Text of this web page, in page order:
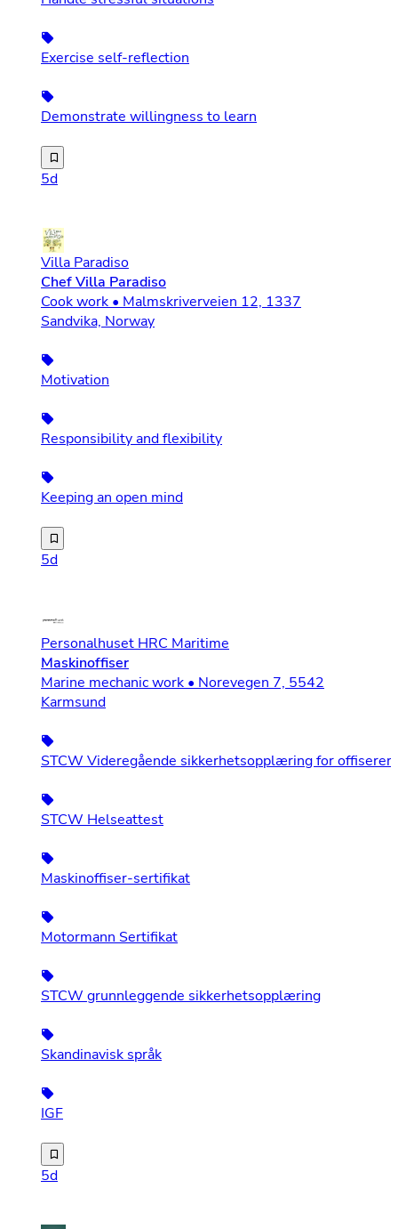
Exercise self-reflection
Demonstrate willingness to learn
Bohus vokser videre, vi søker nå Ekstrahjelp interiør
5d
Villa Paradiso
Chef Villa Paradiso
Cook work • Malmskriverveien 12, 1337
Sandvika, Norway
Motivation
Responsibility and flexibility
Keeping an open mind
Villa Paradiso is a pizzeria with a wood-fired oven
5d
Personalhuset HRC Maritime
Maskinoffiser
Marine mechanic work • Norevegen 7, 5542
Karmsund
STCW Videregående sikkerhetsopplæring for offiserer
STCW Helseattest
Maskinoffiser-sertifikat
Motormann Sertifikat
STCW grunnleggende sikkerhetsopplæring
Skandinavisk språk
IGF
HRC søker etter motormann/ 2.maskinist til prøvetur
5d